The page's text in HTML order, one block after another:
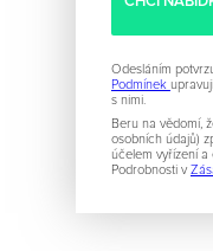
Odesláním
Podmínek
s nimi.
Beru na vědomí,
osobních údajů)
účelem vyřízení
Podrobnosti v